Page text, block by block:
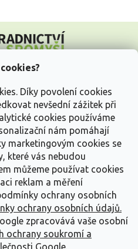
Díky povolení cookies
nevšední zážitek při
cookies používáme
nám pomáhají
marketingovým cookies se
které vás nebudou
můžeme používat cookies
reklam a měření
ochrany osobních
ochrany osobních údajů.
zpracovává vaše osobní
ochrany soukromí a
Google